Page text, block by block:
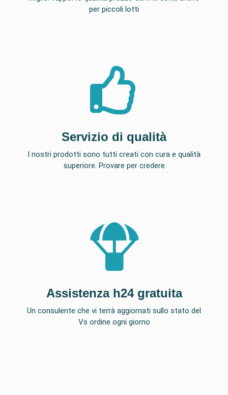
per piccoli lotti
Servizio di qualità
I nostri prodotti sono tutti creati con cura e qualità
superiore. Provare per credere
Assistenza h24 gratuita
Un consulente che vi terrà aggiornati sullo stato del
Vs ordine ogni giorno